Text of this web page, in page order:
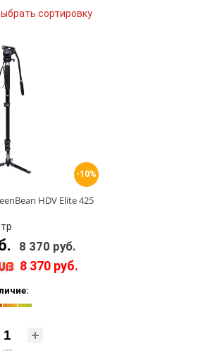
сортировку
-10%
HDV Elite 425
8 370 руб.
8 370 руб.